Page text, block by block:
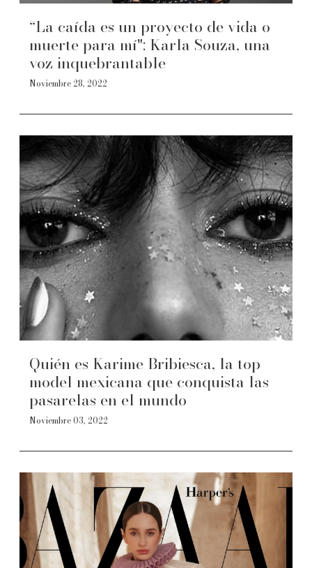
“La caída es un proyecto de vida o
muerte para mí": Karla Souza, una
voz inquebrantable
Noviembre 28, 2022
Quién es Karime Bribiesca, la top
model mexicana que conquista las
pasarelas en el mundo
Noviembre 03, 2022